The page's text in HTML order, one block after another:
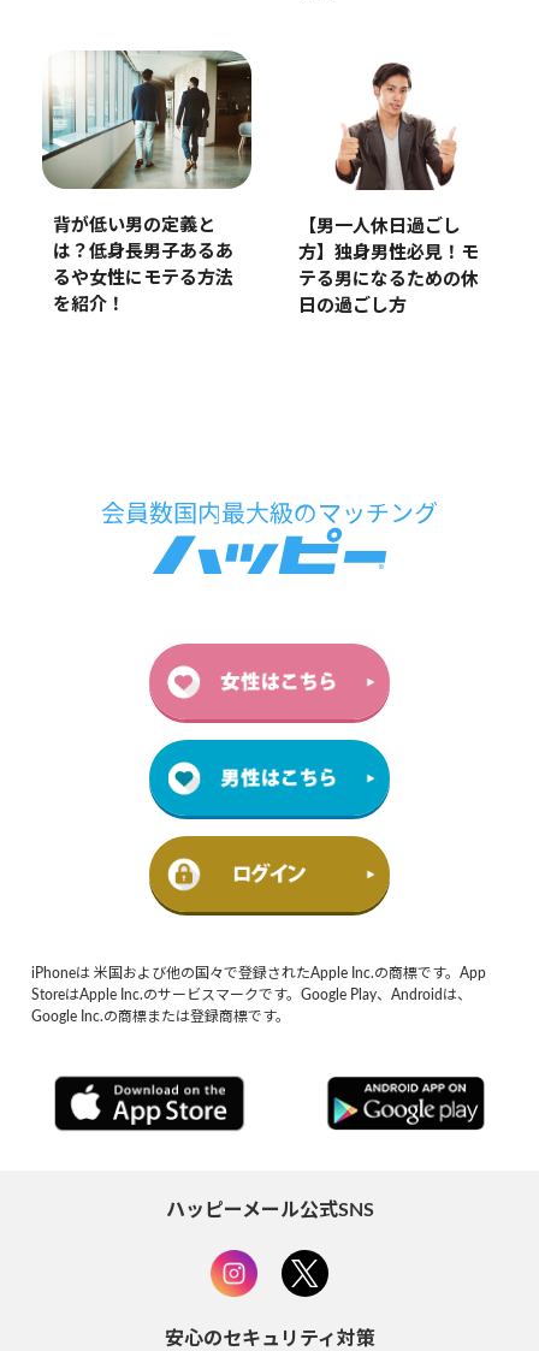
背が低い男の定義と
は？低身長男子あるあ
るや女性にモテる方法
を紹介！
【男一人休日過ごし
方】独身男性必見！モ
テる男になるための休
日の過ごし方
iPhoneは 米国および他の国々で登録されたApple Inc.の商標です。App
StoreはApple Inc.のサービスマークです。Google Play、Androidは、
Google Inc.の商標または登録商標です。
ハッピーメール公式SNS
安心のセキュリティ対策